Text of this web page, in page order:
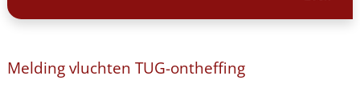
Melding vluchten TUG-ontheffing